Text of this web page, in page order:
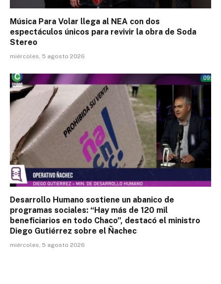
Música Para Volar llega al NEA con dos
espectáculos únicos para revivir la obra de Soda
Stereo
miércoles, 5 agosto 2026
Desarrollo Humano sostiene un abanico de
programas sociales: “Hay más de 120 mil
beneficiarios en todo Chaco”, destacó el ministro
Diego Gutiérrez sobre el Ñachec
miércoles, 5 agosto 2026